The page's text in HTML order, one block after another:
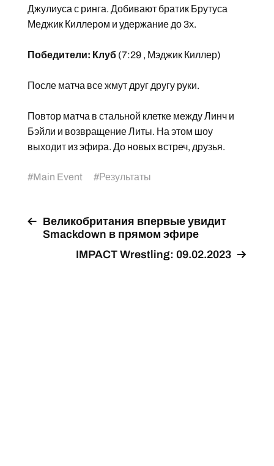
Джулиуса с ринга. Добивают братик Брутуса
Меджик Киллером и удержание до 3х.
Победители: Клуб(7:29 , Мэджик Киллер)
После матча все жмут друг другу руки.
Повтор матча в стальной клетке между Линч и
Бэйли и возвращение Литы. На этом шоу
выходит из эфира. До новых встреч, друзья.
#Main Event #Результаты
Великобритания впервые увидит
Smackdown в прямом эфире
IMPACT Wrestling: 09.02.2023